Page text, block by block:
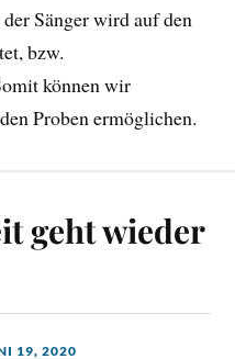
Sänger wird auf den
bzw.
können wir
Proben ermöglichen.
geht wieder
19, 2020